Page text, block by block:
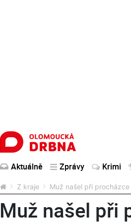
Aktuálně Zprávy Krimi
Z kraje Muž našel při
Muž našel při